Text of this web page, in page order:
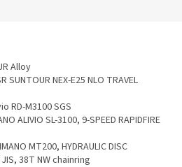
Alloy
NEX-E25 NLO TRAVEL
RD-M3100 SGS
ALIVIO SL-3100, 9-SPEED RAPIDFIRE
MT200, HYDRAULIC DISC
38T NW chainring